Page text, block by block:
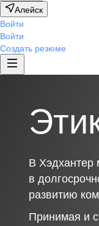
Алейск
Войти
Войти
Создать резюме
В Хэдхантер
в
развитию
Принимая и